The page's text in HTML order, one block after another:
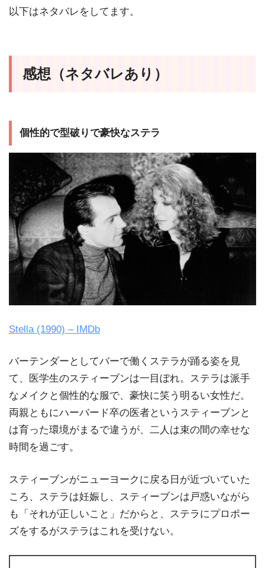
以下はネタバレをしてます。
感想（ネタバレあり）
個性的で型破りで豪快なステラ
Stella (1990) – IMDb
バーテンダーとしてバーで働くステラが踊る姿を見
て、医学生のスティーブンは一目ぼれ。ステラは派手
なメイクと個性的な服で、豪快に笑う明るい女性だ。
両親ともにハーバード卒の医者というスティーブンと
は育った環境がまるで違うが、二人は束の間の幸せな
時間を過ごす。
スティーブンがニューヨークに戻る日が近づいていた
ころ、ステラは妊娠し、スティーブンは戸惑いながら
も「それが正しいこと」だからと、ステラにプロポー
ズをするがステラはこれを受けない。